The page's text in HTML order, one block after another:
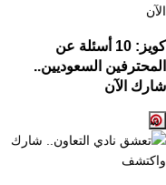
كويز: 10 أسئلة عن
المحترفين السعوديين..
شارك الآن